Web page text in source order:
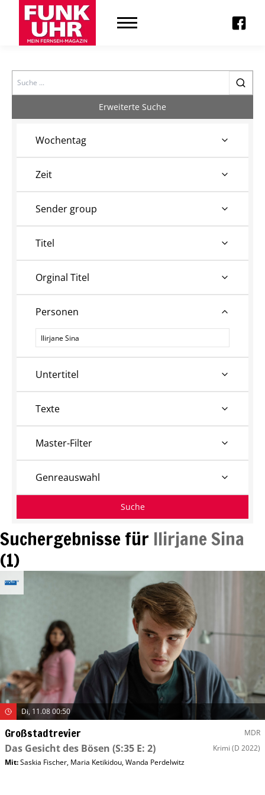
Search
Suchergebnisse für Ilirjane Sina
(1)
Di, 11.08 00:50
Großstadtrevier MDR
Das Gesicht des Bösen (S:35 E: 2) Krimi (D 2022)
Mit:Saskia Fischer, Maria Ketikidou,Wanda Perdelwitz
Erweiterte Suche
Wochentag
Zeit
Sender group
Titel
Orginal Titel
Personen
Personen
Untertitel
Texte
Master-Filter
Genreauswahl
Suche